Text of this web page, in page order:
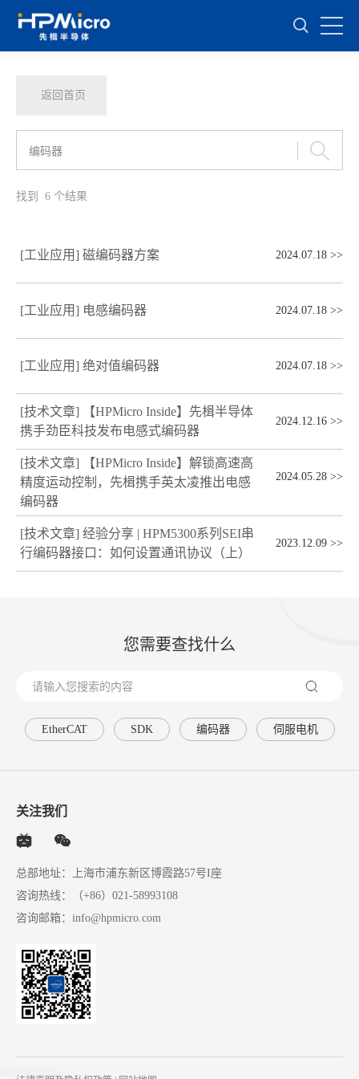
返回首页
找到 6 个结果
[工业应用] 磁编码器方案 2024.07.18 >>
[工业应用] 电感编码器 2024.07.18 >>
[工业应用] 绝对值编码器 2024.07.18 >>
[技术文章] 【HPMicro Inside】先楫半导体
携手劲臣科技发布电感式编码器
2024.12.16 >>
[技术文章] 【HPMicro Inside】解锁高速高
精度运动控制，先楫携手英太凌推出电感
编码器
2024.05.28 >>
[技术文章] 经验分享 | HPM5300系列SEI串
行编码器接口：如何设置通讯协议（上）
2023.12.09 >>
您需要查找什么
EtherCAT SDK 编码器 伺服电机
关注我们
总部地址：上海市浦东新区博霞路57号I座
咨询热线：
（+86）021-58993108
咨询邮箱： info@hpmicro.com